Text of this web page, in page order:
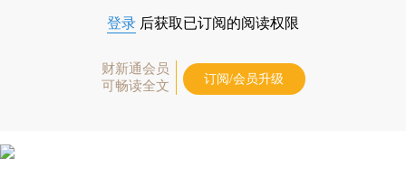
登录 后获取已订阅的阅读权限
财新通会员
可畅读全文
订阅/会员升级